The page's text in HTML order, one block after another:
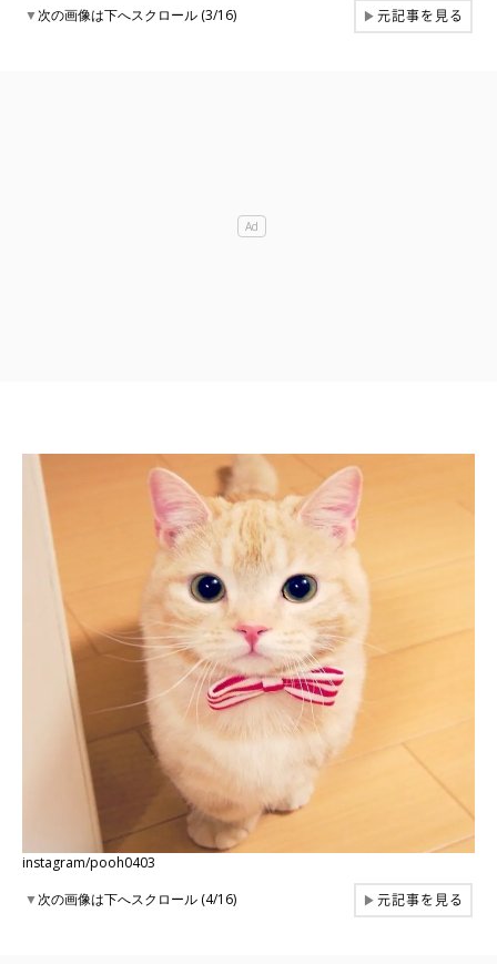
▼次の画像は下へスクロール (3/16) ▶元記事を見る
instagram/pooh0403
▼次の画像は下へスクロール (4/16) ▶元記事を見る